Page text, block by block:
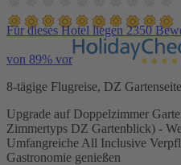
Für dieses Hotel liegen 2350
von 89% vor
8-tägige Flugreise, DZ
Upgrade auf Doppelzimmer
Zimmertyps DZ Gartenblick) -
Umfangreiche All Inclusive
Gastronomie genießen